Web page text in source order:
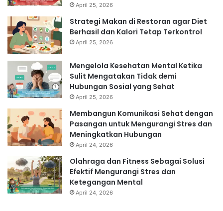
April 25, 2026
Strategi Makan di Restoran agar Diet
Berhasil dan Kalori Tetap Terkontrol
April 25, 2026
Mengelola Kesehatan Mental Ketika
Sulit Mengatakan Tidak demi
Hubungan Sosial yang Sehat
April 25, 2026
Membangun Komunikasi Sehat dengan
Pasangan untuk Mengurangi Stres dan
Meningkatkan Hubungan
April 24, 2026
Olahraga dan Fitness Sebagai Solusi
Efektif Mengurangi Stres dan
Ketegangan Mental
April 24, 2026